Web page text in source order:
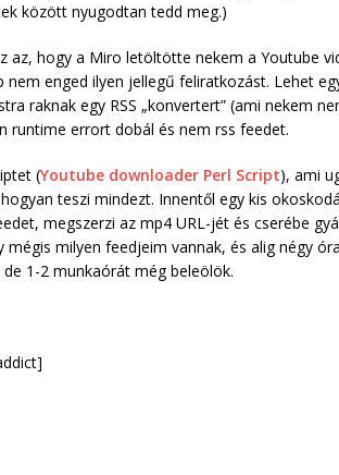
között nyugodtan tedd meg.)
az, hogy a Miro letöltötte nekem a Youtube
enged ilyen jellegű feliratkozást. Lehet
raknak egy RSS „konvertert” (ami nekem
runtime errort dobál és nem rss feedet.
(Youtube downloader Perl Script), ami
teszi mindezt. Innentől egy kis
megszerzi az mp4 URL-jét és cserébe
milyen feedjeim vannak, és alig négy
1-2 munkaórát még beleölök.